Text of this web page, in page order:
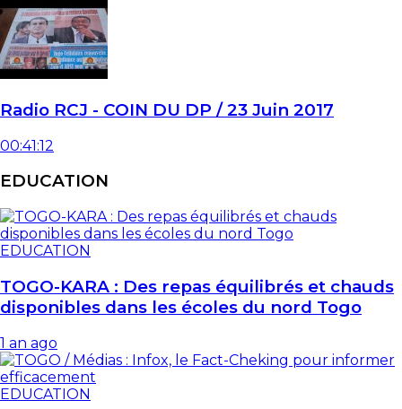
Radio RCJ - COIN DU DP / 23 Juin 2017
00:41:12
EDUCATION
EDUCATION
TOGO-KARA : Des repas équilibrés et chauds
disponibles dans les écoles du nord Togo
1 an ago
EDUCATION